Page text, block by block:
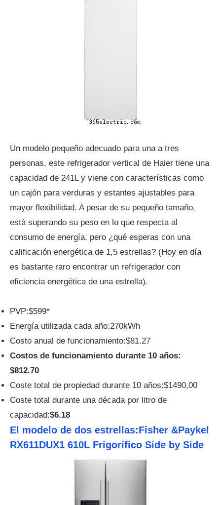
Un modelo pequeño adecuado para una a tres
personas, este refrigerador vertical de Haier tiene una
capacidad de 241L y viene con características como
un cajón para verduras y estantes ajustables para
mayor flexibilidad. A pesar de su pequeño tamaño,
está superando su peso en lo que respecta al
consumo de energía, pero ¿qué esperas con una
calificación energética de 1,5 estrellas? (Hoy en día
es bastante raro encontrar un refrigerador con
eficiencia energética de una estrella).
PVP:$599*
Energía utilizada cada año:270kWh
Costo anual de funcionamiento:$81.27
Costos de funcionamiento durante 10 años:
$812.70
Coste total de propiedad durante 10 años:$1490,00
Coste total durante una década por litro de
capacidad:$6.18
El modelo de dos estrellas:Fisher &Paykel
RX611DUX1 610L Frigorífico Side by Side